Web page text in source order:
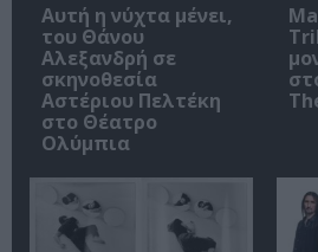
Αυτή η νύχτα μένει,
του Θάνου
Αλεξανδρή σε
σκηνοθεσία
Αστέριου Πελτέκη
στο Θέατρο
Ολύμπια